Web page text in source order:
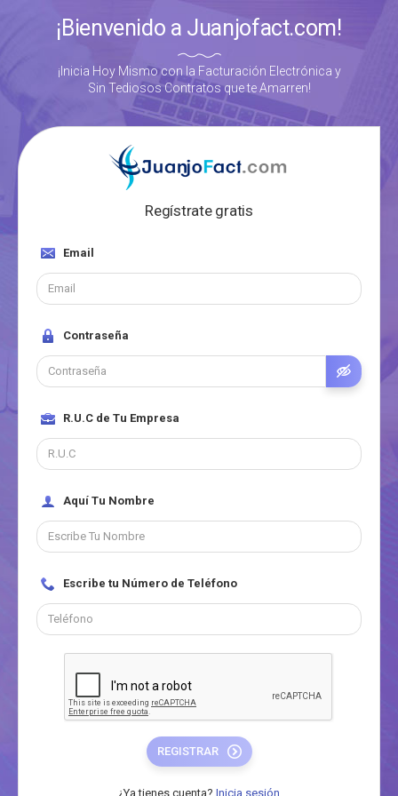
¡Bienvenido a Juanjofact.com!
¡Inicia Hoy Mismo con la Facturación Electrónica y
Sin Tediosos Contratos que te Amarren!
Regístrate gratis
Email
Contraseña
R.U.C de Tu Empresa
Aquí Tu Nombre
Escribe tu Número de Teléfono
REGISTRAR
¿Ya tienes cuenta? Inicia sesión